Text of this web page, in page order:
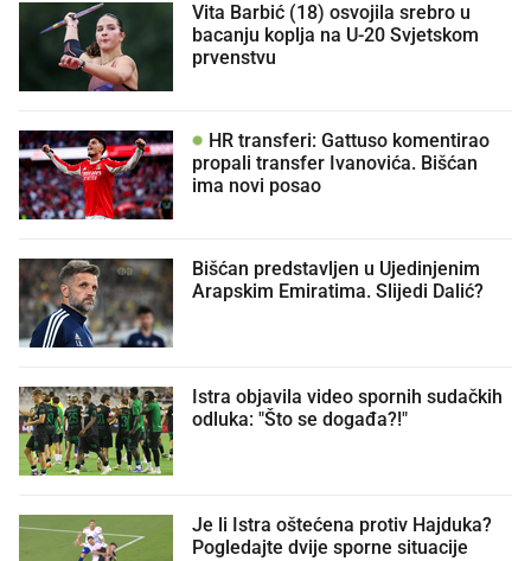
Vita Barbić (18) osvojila srebro u
bacanju koplja na U-20 Svjetskom
prvenstvu
HR transferi: Gattuso komentirao
propali transfer Ivanovića. Bišćan
ima novi posao
Bišćan predstavljen u Ujedinjenim
Arapskim Emiratima. Slijedi Dalić?
Istra objavila video spornih sudačkih
odluka: "Što se događa?!"
Je li Istra oštećena protiv Hajduka?
Pogledajte dvije sporne situacije